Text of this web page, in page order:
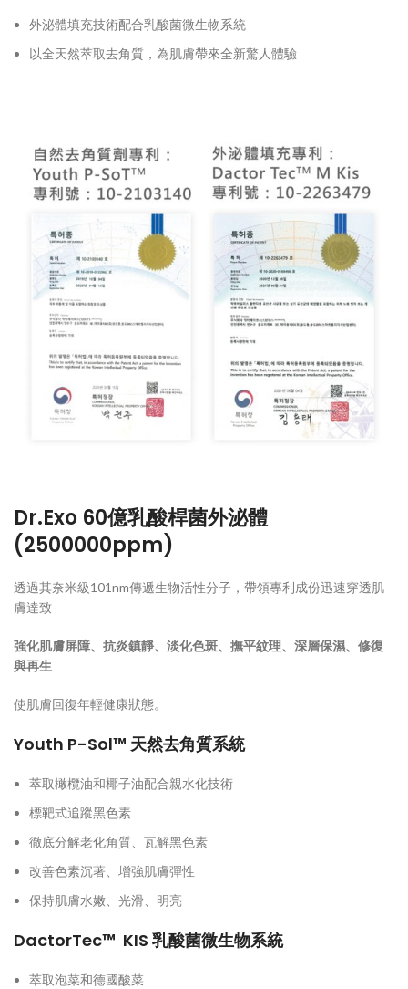
外泌體填充技術配合乳酸菌微生物系統
以全天然萃取去角質，為肌膚帶來全新驚人體驗
Dr.Exo 60億乳酸桿菌外泌體
(2500000ppm)
透過其奈米級101nm傳遞生物活性分子，帶領專利成份迅速穿透肌
膚達致
強化肌膚屏障、抗炎鎮靜、淡化色斑、撫平紋理、深層保濕、修復
與再生
使肌膚回復年輕健康狀態。
Youth P-Sol™ 天然去角質系統
萃取橄欖油和椰子油配合親水化技術
標靶式追蹤黑色素
徹底分解老化角質、瓦解黑色素
改善色素沉著、增強肌膚彈性
保持肌膚水嫩、光滑、明亮
DactorTec™ KIS 乳酸菌微生物系統
萃取泡菜和德國酸菜